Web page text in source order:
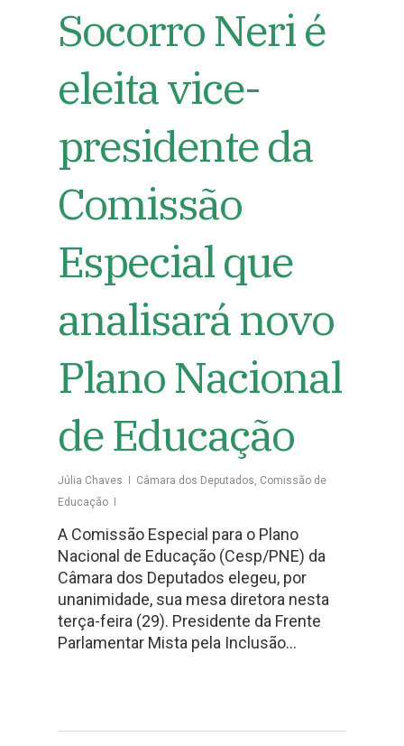
Socorro Neri é
eleita vice-
presidente da
Comissão
Especial que
analisará novo
Plano Nacional
de Educação
Júlia Chaves Câmara dos Deputados Comissão de
Educação
A Comissão Especial para o Plano
Nacional de Educação (Cesp/PNE) da
Câmara dos Deputados elegeu, por
unanimidade, sua mesa diretora nesta
terça-feira (29). Presidente da Frente
Parlamentar Mista pela Inclusão…